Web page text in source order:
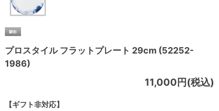
プロスタイル フラットプレート 29cm (52252-
1986)
【ギフト非対応】
11,000円(税込)